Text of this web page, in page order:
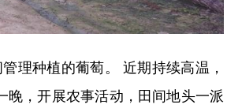
种植的葡萄。 近期持续高温，
晚，开展农事活动，田间地头一派